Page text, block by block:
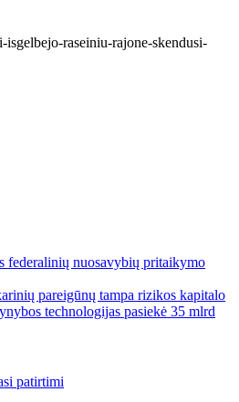
federalinių nuosavybių pritaikymo
pareigūnų tampa rizikos kapitalo
technologijas pasiekė 35 mlrd